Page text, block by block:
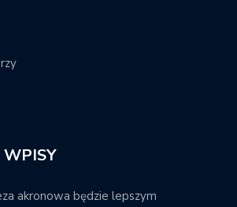
akronowa będzie lepszym